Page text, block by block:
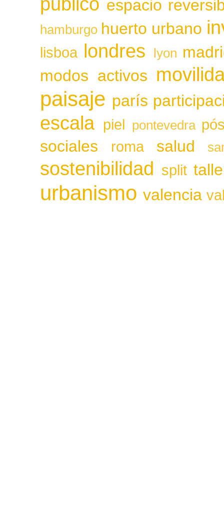
espacio
hamburgo huerto urbano
lisboa londres lyon
modos activos
paisaje parís
escala piel pontevedra
sociales roma salud
sostenibilidad split
urbanismo valencia